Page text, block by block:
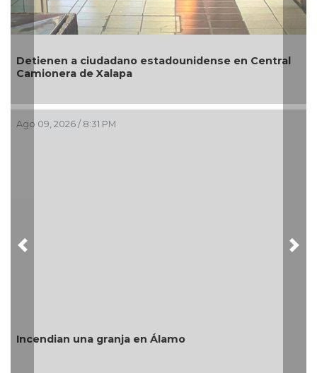
estadounidense en Central
Álamo
Revelan que Ángel
desaparecer pruebas
Rosaldo destaca éxito
Previous